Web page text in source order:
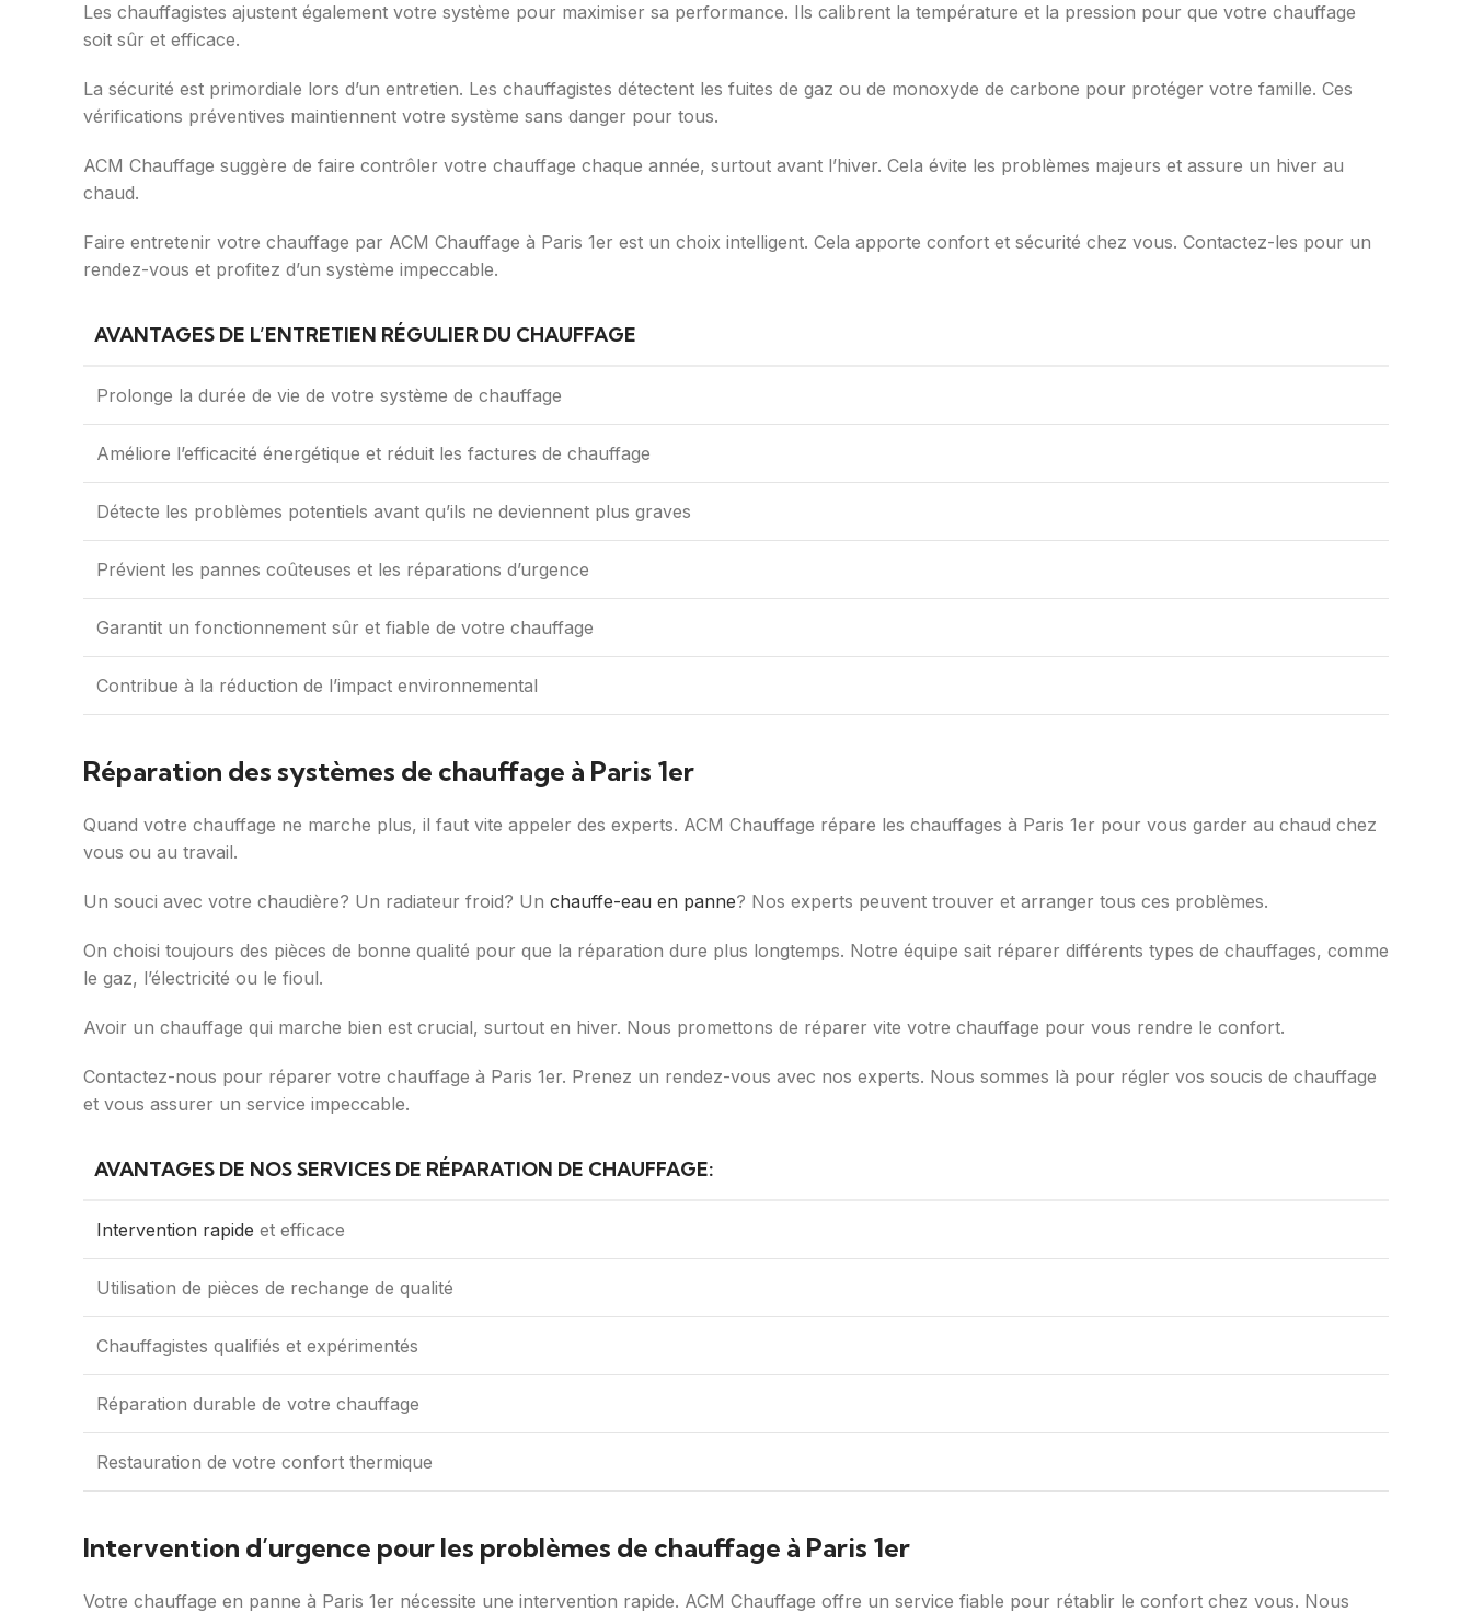
Les chauffagistes ajustent également votre système pour maximiser sa performance. Ils calibrent la température et la pression pour que votre chauffage
soit sûr et efficace.
La sécurité est primordiale lors d’un entretien. Les chauffagistes détectent les fuites de gaz ou de monoxyde de carbone pour protéger votre famille. Ces
vérifications préventives maintiennent votre système sans danger pour tous.
ACM Chauffage suggère de faire contrôler votre chauffage chaque année, surtout avant l’hiver. Cela évite les problèmes majeurs et assure un hiver au
chaud.
Faire entretenir votre chauffage par ACM Chauffage à Paris 1er est un choix intelligent. Cela apporte confort et sécurité chez vous. Contactez-les pour un
rendez-vous et profitez d’un système impeccable.
AVANTAGES DE L’ENTRETIEN RÉGULIER DU CHAUFFAGE
Prolonge la durée de vie de votre système de chauffage
Améliore l’efficacité énergétique et réduit les factures de chauffage
Détecte les problèmes potentiels avant qu’ils ne deviennent plus graves
Prévient les pannes coûteuses et les réparations d’urgence
Garantit un fonctionnement sûr et fiable de votre chauffage
Contribue à la réduction de l’impact environnemental
Réparation des systèmes de chauffage à Paris 1er
Quand votre chauffage ne marche plus, il faut vite appeler des experts. ACM Chauffage répare les chauffages à Paris 1er pour vous garder au chaud chez
vous ou au travail.
Un souci avec votre chaudière? Un radiateur froid? Un chauffe-eau en panne? Nos experts peuvent trouver et arranger tous ces problèmes.
On choisi toujours des pièces de bonne qualité pour que la réparation dure plus longtemps. Notre équipe sait réparer différents types de chauffages, comme
le gaz, l’électricité ou le fioul.
Avoir un chauffage qui marche bien est crucial, surtout en hiver. Nous promettons de réparer vite votre chauffage pour vous rendre le confort.
Contactez-nous pour réparer votre chauffage à Paris 1er. Prenez un rendez-vous avec nos experts. Nous sommes là pour régler vos soucis de chauffage
et vous assurer un service impeccable.
AVANTAGES DE NOS SERVICES DE RÉPARATION DE CHAUFFAGE:
Intervention rapide et efficace
Utilisation de pièces de rechange de qualité
Chauffagistes qualifiés et expérimentés
Réparation durable de votre chauffage
Restauration de votre confort thermique
Intervention d’urgence pour les problèmes de chauffage à Paris 1er
Votre chauffage en panne à Paris 1er nécessite une intervention rapide. ACM Chauffage offre un service fiable pour rétablir le confort chez vous. Nous